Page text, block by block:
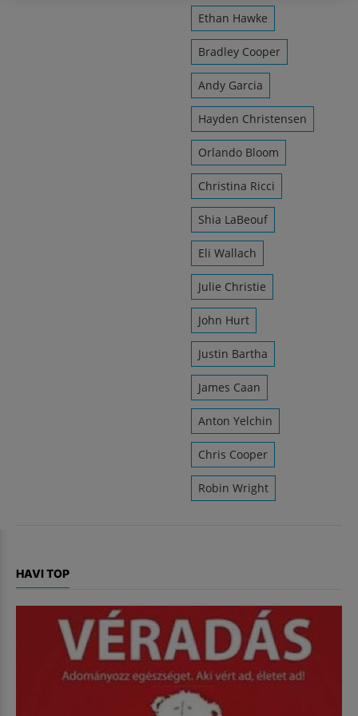
Ethan Hawke
Bradley Cooper
Andy Garcia
Hayden Christensen
Orlando Bloom
Christina Ricci
Shia LaBeouf
Eli Wallach
Julie Christie
John Hurt
Justin Bartha
James Caan
Anton Yelchin
Chris Cooper
Robin Wright
HAVI TOP